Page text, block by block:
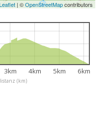
| ©OpenStreetMapcontributors
(km)
3km 4km 5km 6km